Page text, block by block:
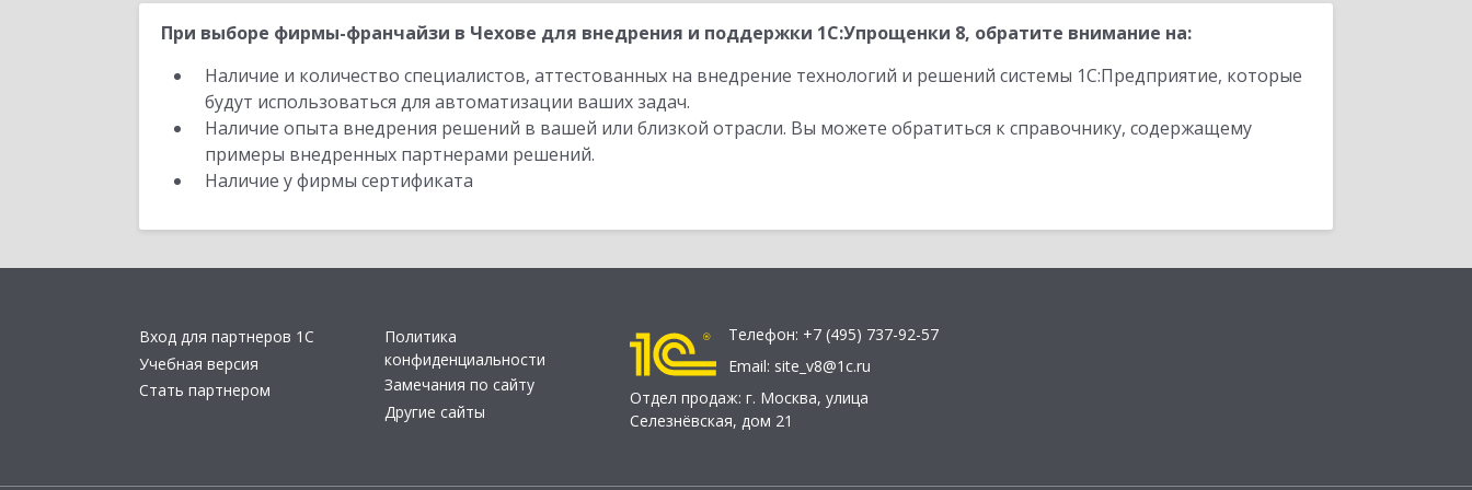
При выборе фирмы-франчайзи в Чехове для внедрения и поддержки 1С:Упрощенки 8, обратите внимание на:
Наличие и количество специалистов, аттестованных на внедрение технологий и решений системы 1С:Предприятие, которые
будут использоваться для автоматизации ваших задач.
Наличие опыта внедрения решений в вашей или близкой отрасли. Вы можете обратиться к справочнику, содержащему
примеры внедренных партнерами решений.
Наличие у фирмы сертификата
Вход для партнеров 1С
Учебная версия
Стать партнером
Политика
конфиденциальности
Замечания по сайту
Другие сайты
Телефон: +7 (495) 737-92-57
Email: site_v8@1c.ru
Отдел продаж: г. Москва, улица
Селезнёвская, дом 21